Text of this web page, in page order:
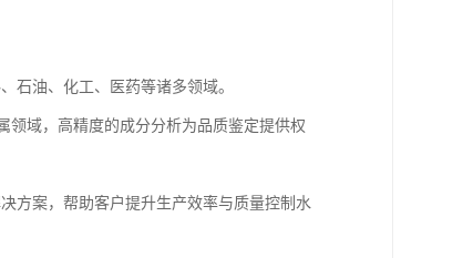
石油、化工、医药等诸多领域。
领域，高精度的成分分析为品质鉴定提供权
方案，帮助客户提升生产效率与质量控制水